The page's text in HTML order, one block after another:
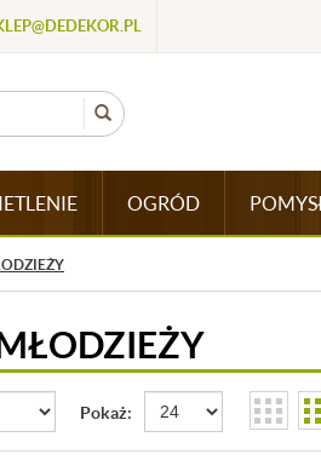
OGRÓD
Pokaż: